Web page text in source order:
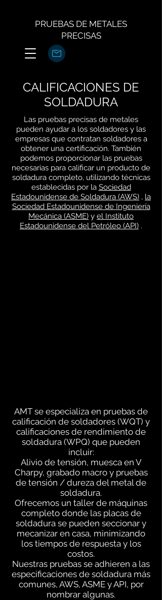
PRUEBAS DE METALES
PRECISAS
CALIFICACIONES DE
SOLDADURA
Las pruebas precisas de metales
pueden ayudar a los soldadores y las
empresas que contratan soldadores a
obtener una certificación. También
podemos proporcionar las pruebas
necesarias para calificar un producto de
soldadura completo, utilizando técnicas
establecidas por la Sociedad
Estadounidense de Soldadura (AWS) , la
Sociedad Estadounidense de Ingeniería
Mecánica (ASME) y el Instituto
Estadounidense del Petróleo (API) .
AMT se especializa en pruebas de
calificación de soldadores (WQT) y
calificaciones de rendimiento de
soldadura (WPQ) que pueden
incluir:
Alivio de tensión, muesca en V
Charpy, grabado macro y pruebas
de tensión / dureza del metal de
soldadura.
Ofrecemos un taller de máquinas
completo donde las placas de
soldadura se pueden seccionar y
mecanizar en casa, minimizando
los tiempos de respuesta y los
costos.
Nuestras pruebas se adhieren a las
especificaciones de soldadura más
comunes, AWS, ASME y API, por
nombrar algunas.